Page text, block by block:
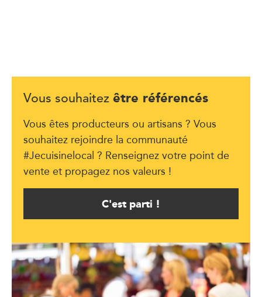
Vous souhaitez être référencés
Vous êtes producteurs ou artisans ? Vous
souhaitez rejoindre la communauté
#Jecuisinelocal ? Renseignez votre point de
vente et propagez nos valeurs !
C'est parti !